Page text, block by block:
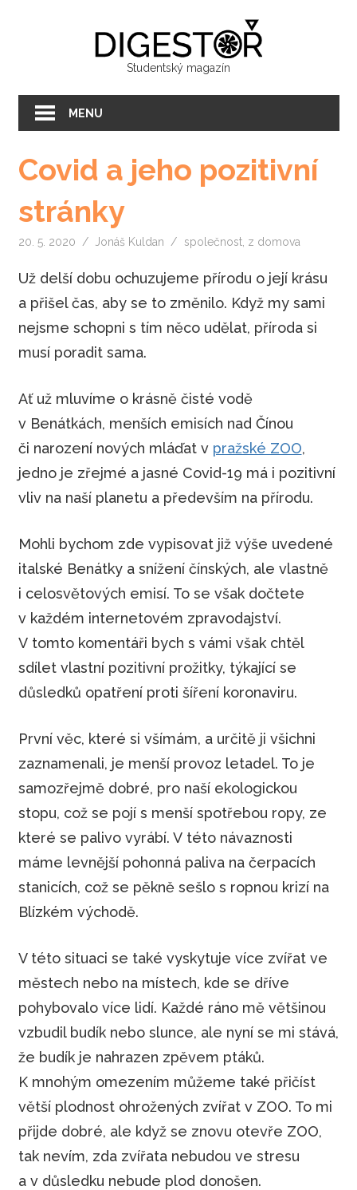
Studentský magazín
MENU
Covid a jeho pozitivní
stránky
20. 5. 2020 Jonáš Kuldan společnost, z domova
Už delší dobu ochuzujeme přírodu o její krásu
a přišel čas, aby se to změnilo. Když my sami
nejsme schopni s tím něco udělat, příroda si
musí poradit sama.
Ať už mluvíme o krásně čisté vodě
v Benátkách, menších emisích nad Čínou
či narození nových mláďat v pražské ZOO,
jedno je zřejmé a jasné Covid-19 má i pozitivní
vliv na naší planetu a především na přírodu.
Mohli bychom zde vypisovat již výše uvedené
italské Benátky a snížení čínských, ale vlastně
i celosvětových emisí. To se však dočtete
v každém internetovém zpravodajství.
V tomto komentáři bych s vámi však chtěl
sdílet vlastní pozitivní prožitky, týkající se
důsledků opatření proti šíření koronaviru.
První věc, které si všímám, a určitě ji všichni
zaznamenali, je menší provoz letadel. To je
samozřejmě dobré, pro naší ekologickou
stopu, což se pojí s menší spotřebou ropy, ze
které se palivo vyrábí. V této návaznosti
máme levnější pohonná paliva na čerpacích
stanicích, což se pěkně sešlo s ropnou krizí na
Blízkém východě.
V této situaci se také vyskytuje více zvířat ve
městech nebo na místech, kde se dříve
pohybovalo více lidí. Každé ráno mě většinou
vzbudil budík nebo slunce, ale nyní se mi stává,
že budík je nahrazen zpěvem ptáků.
K mnohým omezením můžeme také přičíst
větší plodnost ohrožených zvířat v ZOO. To mi
přijde dobré, ale když se znovu otevře ZOO,
tak nevím, zda zvířata nebudou ve stresu
a v důsledku nebude plod donošen.